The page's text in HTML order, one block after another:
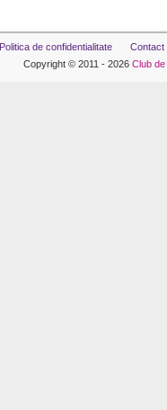
Politica de confidentialitate
Contact
Copyright © 2011 - 2026 Club